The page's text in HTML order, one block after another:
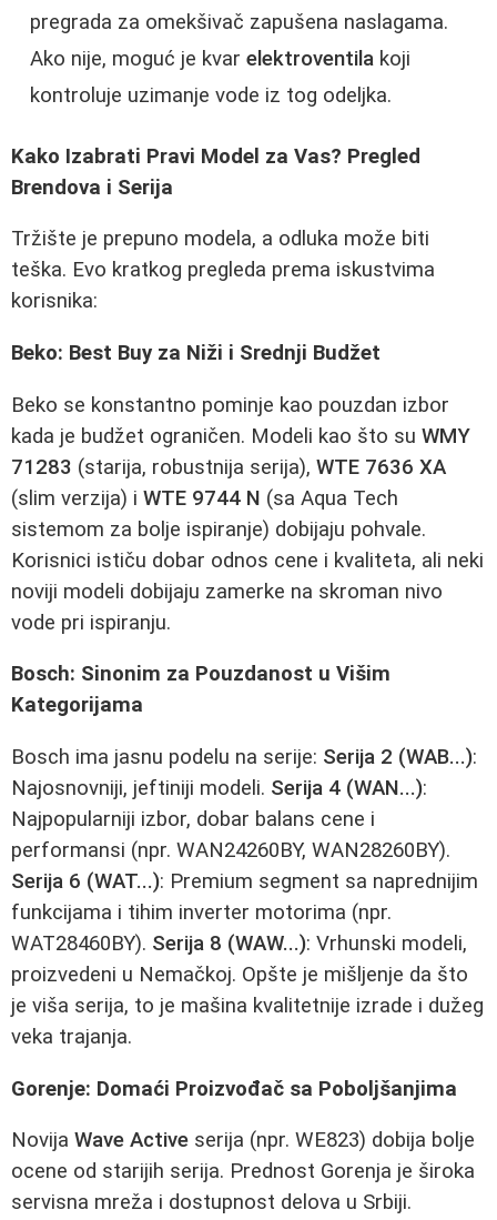
pregrada za omekšivač zapušena naslagama.
Ako nije, moguć je kvar elektroventila koji
kontroluje uzimanje vode iz tog odeljka.
Kako Izabrati Pravi Model za Vas? Pregled
Brendova i Serija
Tržište je prepuno modela, a odluka može biti
teška. Evo kratkog pregleda prema iskustvima
korisnika:
Beko: Best Buy za Niži i Srednji Budžet
Beko se konstantno pominje kao pouzdan izbor
kada je budžet ograničen. Modeli kao što su WMY
71283 (starija, robustnija serija), WTE 7636 XA
(slim verzija) i WTE 9744 N (sa Aqua Tech
sistemom za bolje ispiranje) dobijaju pohvale.
Korisnici ističu dobar odnos cene i kvaliteta, ali neki
noviji modeli dobijaju zamerke na skroman nivo
vode pri ispiranju.
Bosch: Sinonim za Pouzdanost u Višim
Kategorijama
Bosch ima jasnu podelu na serije: Serija 2 (WAB...):
Najosnovniji, jeftiniji modeli. Serija 4 (WAN...):
Najpopularniji izbor, dobar balans cene i
performansi (npr. WAN24260BY, WAN28260BY).
Serija 6 (WAT...): Premium segment sa naprednijim
funkcijama i tihim inverter motorima (npr.
WAT28460BY). Serija 8 (WAW...): Vrhunski modeli,
proizvedeni u Nemačkoj. Opšte je mišljenje da što
je viša serija, to je mašina kvalitetnije izrade i dužeg
veka trajanja.
Gorenje: Domaći Proizvođač sa Poboljšanjima
Novija Wave Active serija (npr. WE823) dobija bolje
ocene od starijih serija. Prednost Gorenja je široka
servisna mreža i dostupnost delova u Srbiji.